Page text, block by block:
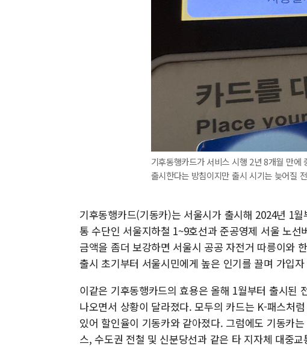
기후동행카드가 서비스 시행 2년 8개월 만에
출시한다는 방침이지만 출시 시기는 늦어질
기후동행카드(기동카)는 서울시가 출시해 2024년 1
통 수단인 서울지하철 1~9호선과 준공영제 서울 노
금액을 좀더 보강하면 서울시 공공 자전거 따릉이와
출시 초기부터 서울시민에게 높은 인기를 끌며 가입
이같은 기후동행카드의 효용은 올해 1월부터 출시된
나오면서 상황이 달라졌다. 모두의 카드는 K-패스처
있어 할인율이 기동카와 같아졌다. 그럼에도 기동카
스, 수도권 전철 및 신분당선과 같은 타 지자체 대중